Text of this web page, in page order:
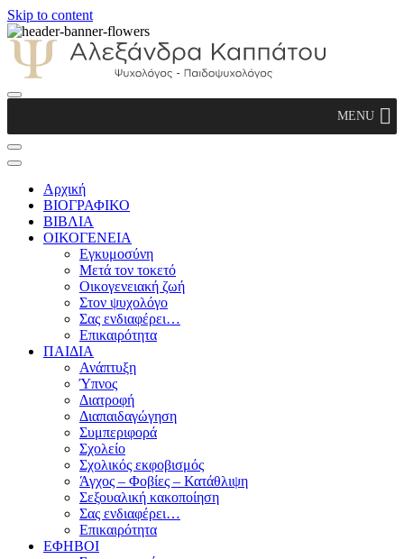
Skip to content
Παιδοψυχολόγος
MENU
Αρχική
ΒΙΟΓΡΑΦΙΚΟ
ΒΙΒΛΙΑ
ΟΙΚΟΓΕΝΕΙΑ
Εγκυμοσύνη
Μετά τον τοκετό
Οικογενειακή ζωή
Στον ψυχολόγο
Σας ενδιαφέρει…
Επικαιρότητα
ΠΑΙΔΙΑ
Ανάπτυξη
Ύπνος
Διατροφή
Διαπαιδαγώγηση
Συμπεριφορά
Σχολείο
Σχολικός εκφοβισμός
Άγχος – Φοβίες – Κατάθλιψη
Σεξουαλική κακοποίηση
Σας ενδιαφέρει…
Επικαιρότητα
ΕΦΗΒΟΙ